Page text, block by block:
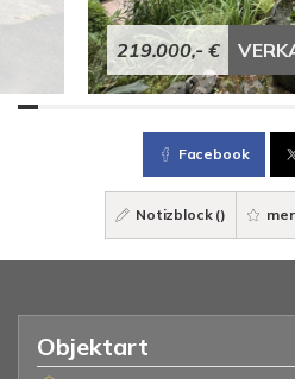
219.000,- €
Facebook
Notizblock ()
Objektart